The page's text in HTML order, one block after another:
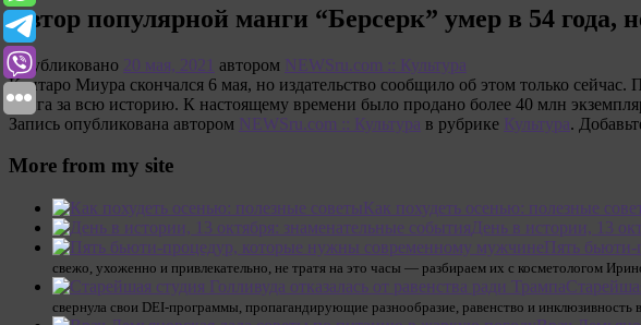
Автор популярной манги “Берсерк” умер в 54 года,
Опубликовано 20 мая, 2021 автором NEWSru.com :: Культура
Кэнтаро Миура скончался 6 мая, но издательство сообщило об этом только
манга за всю историю. К настоящему времени было продано более 40 млн
Запись опубликована автором NEWSru.com :: Культура в рубрике Культура.
More from my site
Как похудеть осенью: полезные
День в истории, 13
Пять
свежо, ухоженно и привлекательно, не тратя на это часы — разбираем их с косметологом
свернула свои DEI-программы, пропагандирующие разнообразие, равенство и